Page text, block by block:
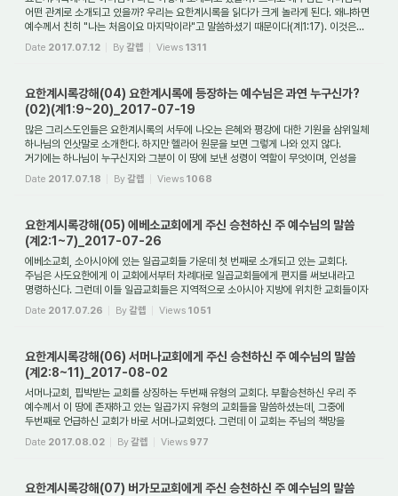
어떤 관계로 소개되고 있을까? 우리는 요한계시록을 읽다가 크게 놀라게 된다. 왜냐하면
예수께서 친히 "나는 처음이요 마지막이라"고 말씀하셨기 때문이다(계1:17). 이것은...
Date 2017.07.12 By갈렙 Views 1311
요한계시록강해(04) 요한계시록에 등장하는 예수님은 과연 누구신가?
(02)(계1:9~20)_2017-07-19
많은 그리스도인들은 요한계시록의 서두에 나오는 은혜와 평강에 대한 기원을 삼위일체
하나님의 인삿말로 소개한다. 하지만 헬라어 원문을 보면 그렇게 나와 있지 않다.
거기에는 하나님이 누구신지와 그분이 이 땅에 보낸 성령이 역할이 무엇이며, 인성을
입...
Date 2017.07.18 By갈렙 Views 1068
요한계시록강해(05) 에베소교회에게 주신 승천하신 주 예수님의 말씀
(계2:1~7)_2017-07-26
에베소교회, 소아시아에 있는 일곱교회들 가운데 첫 번째로 소개되고 있는 교회다.
주님은 사도요한에게 이 교회에서부터 차례대로 일곱교회들에게 편지를 써보내라고
명령하신다. 그런데 이들 일곱교회들은 지역적으로 소아시아 지방에 위치한 교회들이자
시...
Date 2017.07.26 By갈렙 Views 1051
요한계시록강해(06) 서머나교회에게 주신 승천하신 주 예수님의 말씀
(계2:8~11)_2017-08-02
서머나교회, 핍박받는 교회를 상징하는 두번째 유형의 교회다. 부활승천하신 우리 주
예수께서 이 땅에 존재하고 있는 일곱가지 유형의 교회들을 말씀하셨는데, 그중에
두번째로 언급하신 교회가 바로 서머나교회였다. 그런데 이 교회는 주님의 책망을
발견할 ...
Date 2017.08.02 By갈렙 Views 977
요한계시록강해(07) 버가모교회에게 주신 승천하신 주 예수님의 말씀